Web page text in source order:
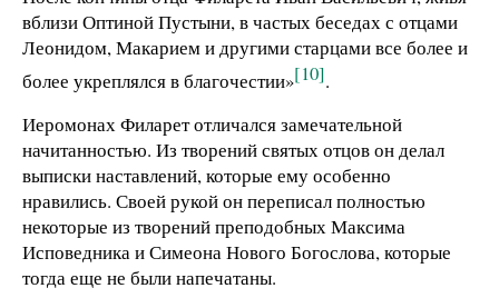
вблизи Оптиной Пустыни, в частых беседах с отцами
Леонидом, Макарием и другими старцами все более и
более укреплялся в благочестии»[10].
Иеромонах Филарет отличался замечательной
начитанностью. Из творений святых отцов он делал
выписки наставлений, которые ему особенно
нравились. Своей рукой он переписал полностью
некоторые из творений преподобных Максима
Исповедника и Симеона Нового Богослова, которые
тогда еще не были напечатаны.